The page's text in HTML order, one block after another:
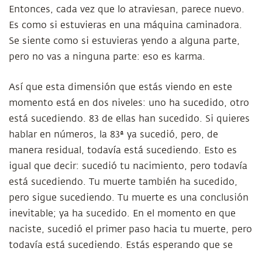
Entonces, cada vez que lo atraviesan, parece nuevo.
Es como si estuvieras en una máquina caminadora.
Se siente como si estuvieras yendo a alguna parte,
pero no vas a ninguna parte: eso es karma.
Así que esta dimensión que estás viendo en este
momento está en dos niveles: uno ha sucedido, otro
está sucediendo. 83 de ellas han sucedido. Si quieres
hablar en números, la 83ª ya sucedió, pero, de
manera residual, todavía está sucediendo. Esto es
igual que decir: sucedió tu nacimiento, pero todavía
está sucediendo. Tu muerte también ha sucedido,
pero sigue sucediendo. Tu muerte es una conclusión
inevitable; ya ha sucedido. En el momento en que
naciste, sucedió el primer paso hacia tu muerte, pero
todavía está sucediendo. Estás esperando que se